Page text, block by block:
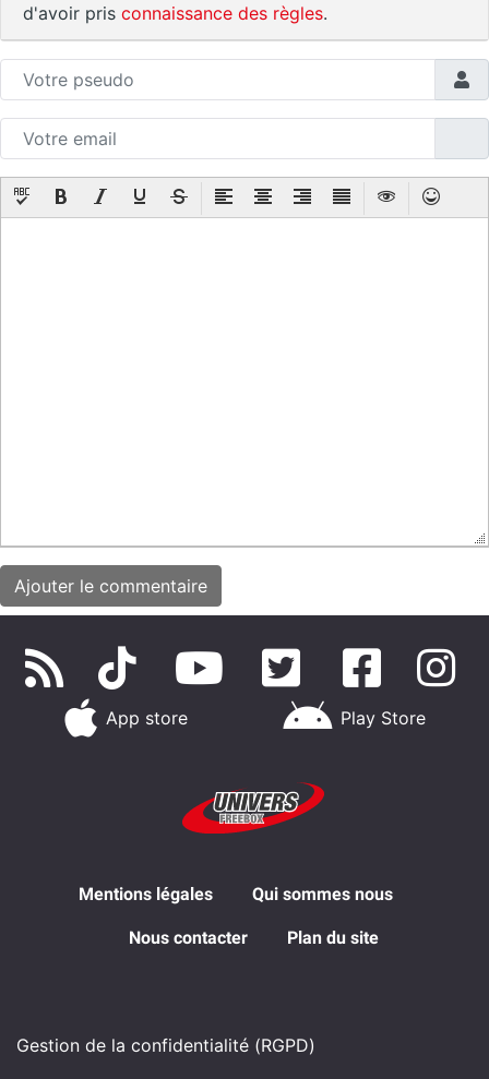
d'avoir pris connaissance des règles.
App store Play Store
Mentions légales Qui sommes nous
Nous contacter Plan du site
Gestion de la confidentialité (RGPD)